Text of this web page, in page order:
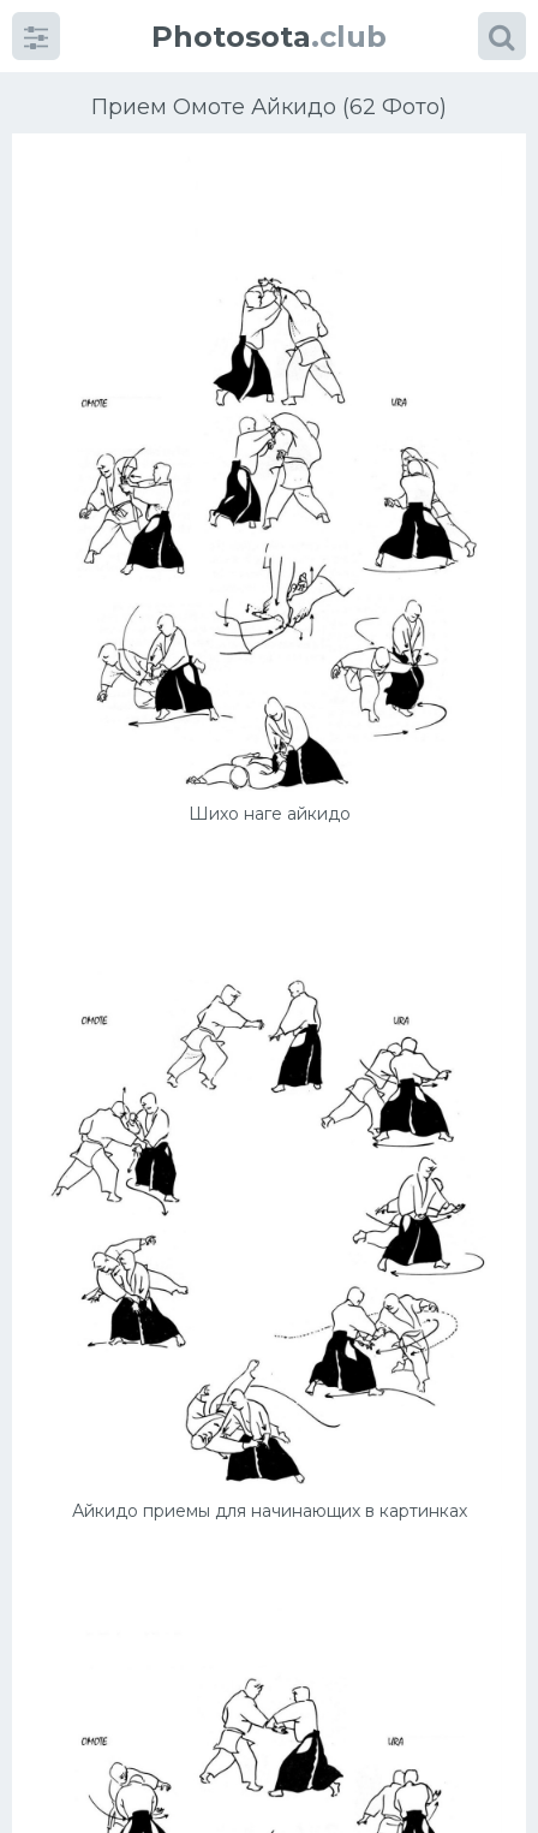
Photosota.club
Прием Омоте Айкидо (62 Фото)
Шихо наге айкидо
Айкидо приемы для начинающих в картинках
Фото
Футбол
Баскетбол
Хоккей
Велогонки
Конькобежный спорт
Тренажеры
Интерьер квартиры